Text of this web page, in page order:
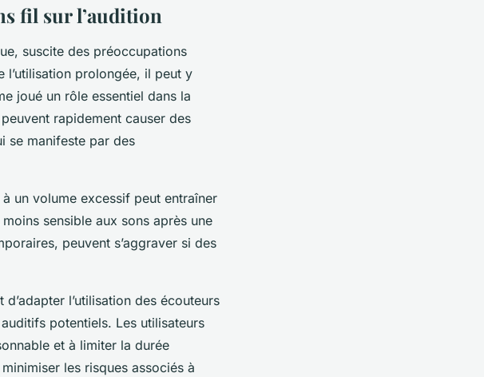
:
fil sur l’audition
suscite des préoccupations
l’utilisation prolongée, il peut y
joué un rôle essentiel dans la
rapidement causer des
se manifeste par des
un volume excessif peut entraîner
sensible aux sons après une
peuvent s’aggraver si des
l’utilisation des écouteurs
potentiels. Les utilisateurs
et à limiter la durée
les risques associés à